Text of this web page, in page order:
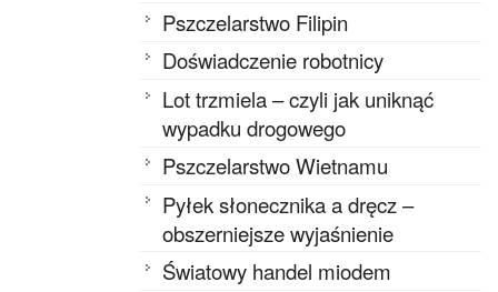
Pszczelarstwo Filipin
Doświadczenie robotnicy
Lot trzmiela – czyli jak uniknąć
wypadku drogowego
Pszczelarstwo Wietnamu
Pyłek słonecznika a dręcz –
obszerniejsze wyjaśnienie
Światowy handel miodem